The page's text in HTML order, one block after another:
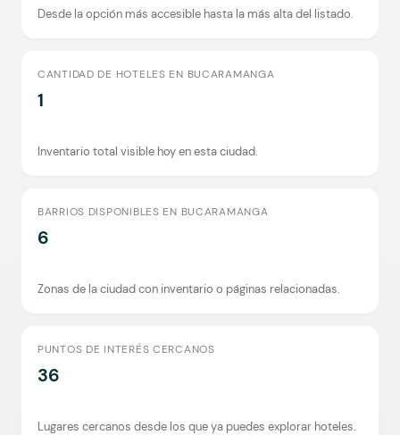
Desde la opción más accesible hasta la más alta del listado.
CANTIDAD DE HOTELES EN BUCARAMANGA
1
Inventario total visible hoy en esta ciudad.
BARRIOS DISPONIBLES EN BUCARAMANGA
6
Zonas de la ciudad con inventario o páginas relacionadas.
PUNTOS DE INTERÉS CERCANOS
36
Lugares cercanos desde los que ya puedes explorar hoteles.